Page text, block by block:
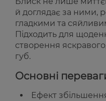
й доглядає за ними,
гладкими та
Підходить для
створення
губ.
Основні
Ефект